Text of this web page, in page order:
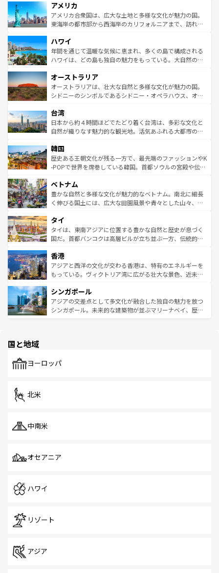
ンツ一覧を参照してほしい。
の建物がそのまま残る町や、スイスならではのユニークな
博物館もあり、アルプス観光だけでなく町歩きも満喫する
ことができる。国民の所得が高いため物価も高いが、旅行
ば市内交通費無料で観光を楽しむこともできる。 なお、新
着のスイス情報はコンテンツ一覧 を参照してほしい。
アメリカ
アメリカ合衆国は、広大な土地と多様な文化が魅力の国。
東海岸の都市部から西海岸のカリフォルニアまで、訪れる
のような巨大都市は、観光、ショッピング、エンターテイ
ンメントが詰まった刺激的なスポットだ。一方、アメリカ
西部には大自然が広がり、グランドキャニオンやイエロー
部のニューオーリンズでは、音楽と美食が融合した独特の
文化が魅力。旅行者はアメリカの各地域で異なる魅力を楽
しみながら、その多様性と豊かな歴史を感じることができ
ならではの贅沢な旅のスタイルだ。 なお、新着のアメリカ
情報はコンテンツ一覧を参照してほしい。
ハワイ
年間を通じて温暖な気候に恵まれ、多くの島で構成される
ハワイは、どの島も独自の魅力をもっている。大自然の神
ワイ島は見逃せない。また、定番の観光地といえばオアフ
島だが、静かな自然を求めるならマウイ島やカウアイ島が
おすすめ。エメラルドグリーンに輝く海をはじめ、豊かな
れるおもてなしの心で訪れる人々を迎えてくれるハワイの
人々、おいしいローカルフードやハワイアンミュージッ
ク、伝統的なフラダンスなど、すべてがハワイの魅力を彩
ワイを、存分に味わってほしい。 なお、新着のハワイ情報
はコンテンツ一覧を参照してほしい。
オーストラリア
オーストラリアは、壮大な自然と多様な文化が魅力の国。
シドニーのシンボルであるシドニー・オペラハウス、オー
リアリーフや大陸中央部にそびえるウルル（エアーズロッ
ク）、タスマニアの美しい原生林やケアンズの熱帯雨林な
ど、見どころがたくさん。また、カフェやワイン、オージ
いる。アクティビティも充実しており、サーフィンやダイ
ビング、ハイキングなど、アウトドア好きにはたまらな
い。オーストラリアの多彩な魅力を存分に味わいつくそ
参照してほしい。
台湾
日本から約４時間ほどでたどり着く台湾は、多彩な文化と
自然が織りなす魅力的な観光地。活気あふれる大都市の台
ン）、静ひつな山岳地帯である台湾東部など、都市の喧騒
と山間の静けさが共存しており、訪れる人に新しい発見と
驚きをもたらしてくれる。また、奥深い台湾の食文化も魅
容にもいいと評判のスイーツなど、バラエティ豊かな料理
が味わえる。 なお、新着の台湾情報は コンテンツ一覧を参
照してほしい。
韓国
歴史ある王朝文化が残る一方で、最先端のファッションやK
-POPで世界を席巻している韓国。首都ソウルの宮殿や伝統
き、地方に足を延ばせば四季折々の自然美を楽しむことが
できる。そして、キムチや焼肉、絶品のストリートフード
まで、さまざまな韓国料理が待っている。夜には、韓国な
リティに包まれながら、韓国の多彩な魅力を心ゆくまで味
わってみてほしい。 なお、新着の韓国情報はコンテンツ一
覧を参照してほしい。
ベトナム
豊かな自然と多様な文化が魅力的なベトナム。南北に細長
く伸びる国土には、広大な田園風景や青々とした山々、世
急速な発展と共に伝統が息づく。ハノイの古い町並みやホ
ーチミン市のフランス統治時代の建物も、独特の雰囲気を
醸し出している。また、バラエティの豊かさとおいしさで
とつ。フォーやバインミー、ベトナムコーヒーなどは、ぜ
ひ現地で味わいたい。どの地域を訪れてもあたたかい人々
が旅行者を迎えてくれるので、きっと忘れられない旅にな
参照してほしい。
タイ
タイは、東南アジアに位置する豊かな自然と歴史が息づく
国だ。首都バンコクは高層ビルが立ち並ぶ一方、伝統的な
の活気が交差している。北部ではチェンマイなどの山岳地
帯で自然と触れ合い、南部ではプーケットやクラビの美し
いビーチでリゾート気分を楽しむことができる。タイ料理
激する。気候は一年中温暖で、どの季節にも異なる楽しみ
が待っている。親しみやすいタイの人々、仏教を中心とし
た文化、そして多様な観光資源が、訪れる旅人を魅了し続
香港
アジアと西洋の文化が交わる香港は、特有のエネルギーを
もっている。ヴィクトリア湾に広がる壮大な景色、近未来
み、どこを訪れても感動するはず。観光スポットが密集し
ており、効率よく見どころを回れるのも魅力。息をのむよ
うな絶景から文化的な体験まで、香港を存分に楽しみ尽く
シンガポール
アジアの交差点として多文化が融合した独自の魅力を放つ
シンガポール。未来的な建築物が並ぶマリーナベイ、歴史
で、ホーカーズは地元の風情を楽しめる外せないスポット
国と地域
ヨーロッパ
北米
中南米
オセアニア
ハワイ
リゾート
アジア